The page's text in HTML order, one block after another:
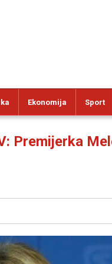
Ekonomija Sport
Premijerka